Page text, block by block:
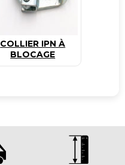
COLLIER IPN À
BLOCAGE